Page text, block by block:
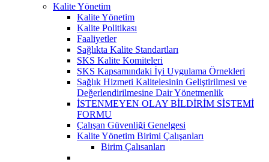
Kalite Yönetim
Kalite Yönetim
Kalite Politikası
Faaliyetler
Sağlıkta Kalite Standartları
SKS Kalite Komiteleri
SKS Kapsamındaki İyi Uygulama Örnekleri
Sağlık Hizmeti Kalitelesinin Geliştirilmesi ve
Değerlendirilmesine Dair Yönetmenlik
İSTENMEYEN OLAY BİLDİRİM SİSTEMİ
FORMU
Çalışan Güvenliği Genelgesi
Kalite Yönetim Birimi Çalışanları
Birim Çalısanları